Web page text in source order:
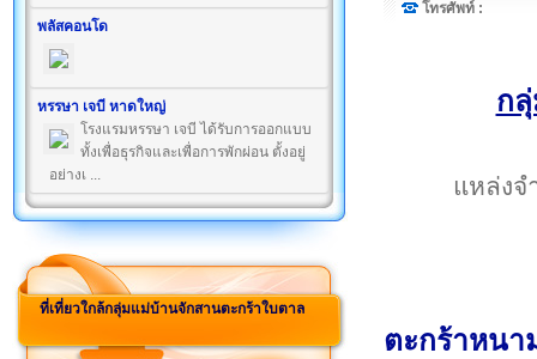
พลัสคอนโด
หรรษา เจบี หาดใหญ่
โรงแรมหรรษา เจบี ได้รับการออกแบบ
ทั้งเพื่อธุรกิจและเพื่อการพักผ่อน ตั้งอยู่
อย่างเ ...
ที่เที่ยวใกล้กลุ่มแม่บ้านจักสานตะกร้าใบตาล
โทรศัพท์ :
ก
แหล่ง
ตะกร้าหนา